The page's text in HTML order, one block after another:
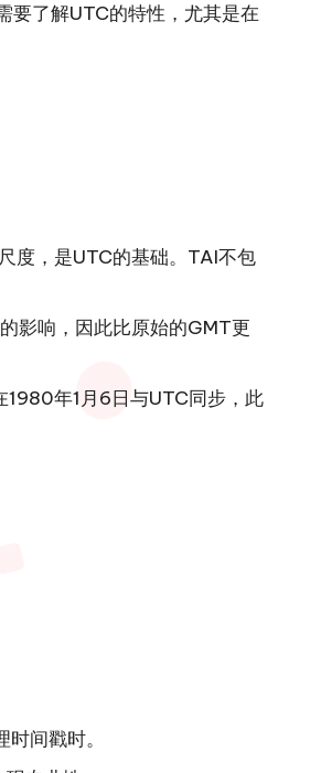
要了解UTC的特性，尤其是在
度，是UTC的基础。TAI不包
影响，因此比原始的GMT更
1980年1月6日与UTC同步，此
间戳时。